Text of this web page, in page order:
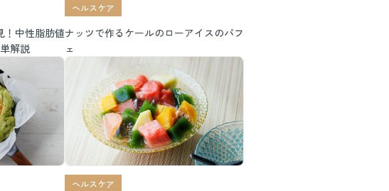
！中性脂肪値
解説
ヘルスケア
ナッツで作るケールのローアイスのパフ
ェ
ヘルスケア